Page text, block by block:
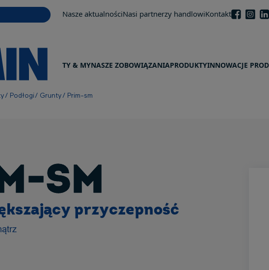
Nasze aktualnościNasi partnerzy handlowiKontakt
TY & MYNASZE ZOBOWIĄZANIAPRODUKTYINNOWACJE
Podłogi Grunty Prim-sm
SM
przyczepność